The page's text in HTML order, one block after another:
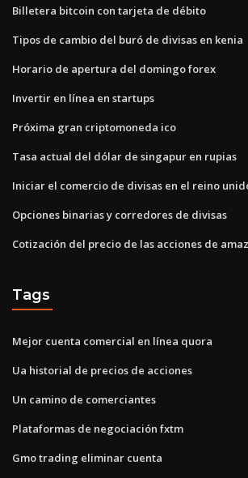
Billetera bitcoin con tarjeta de débito
Tipos de cambio del buró de divisas en kenia
Horario de apertura del domingo forex
Invertir en línea en startups
Próxima gran criptomoneda ico
Tasa actual del dólar de singapur en rupias
Iniciar el comercio de divisas en el reino
Opciones binarias y corredores de divisas
Cotización del precio de las acciones de
Tags
Mejor cuenta comercial en línea quora
Ua historial de precios de acciones
Un camino de comerciantes
Plataformas de negociación fxtm
Gmo trading eliminar cuenta